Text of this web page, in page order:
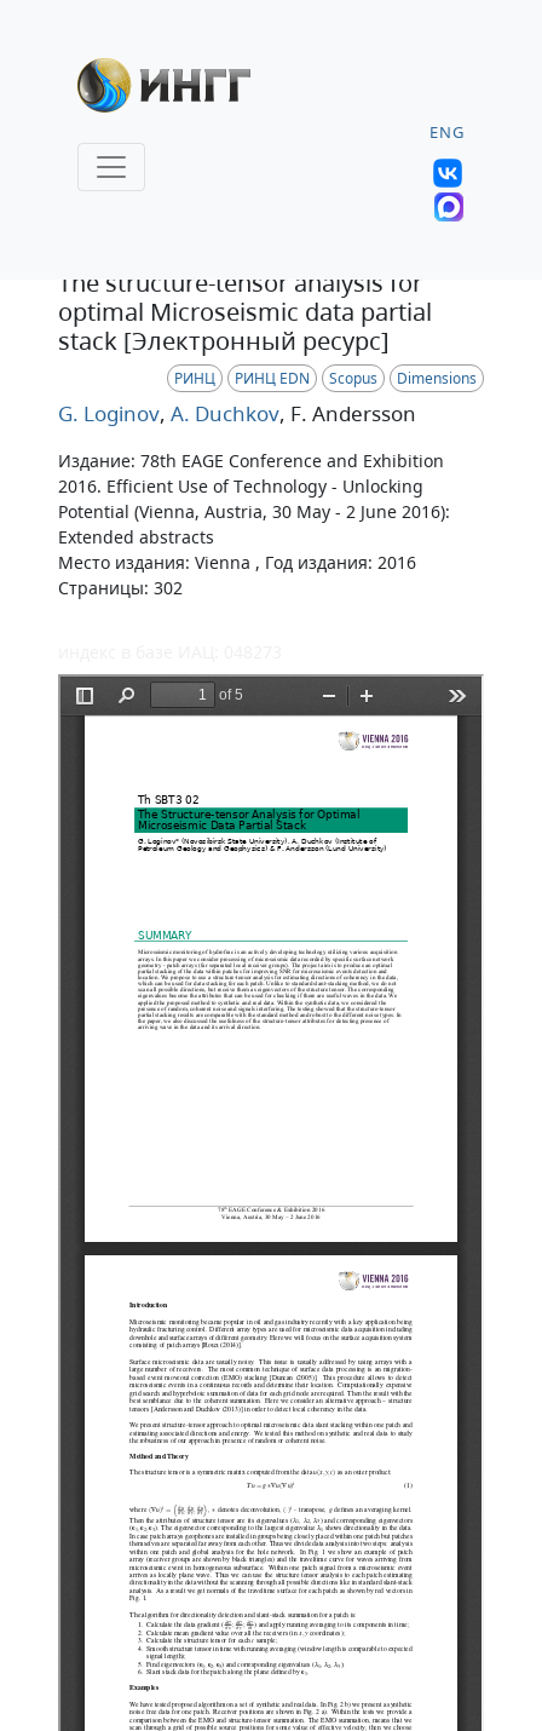
ENG
The structure-tensor analysis for
optimal Microseismic data partial
stack [Электронный ресурс]
РИНЦ РИНЦ EDN Scopus Dimensions
G. Loginov, A. Duchkov, F. Andersson
Издание: 78th EAGE Conference and Exhibition
2016. Efficient Use of Technology - Unlocking
Potential (Vienna, Austria, 30 May - 2 June 2016):
Extended abstracts
Место издания: Vienna , Год издания: 2016
Страницы: 302